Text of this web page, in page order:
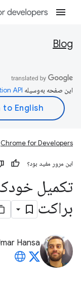
Blog
این صفحه به‌وسیله
Chrome for Developers
این مرور مفید بود؟
تکمیل
براکت
Hansa